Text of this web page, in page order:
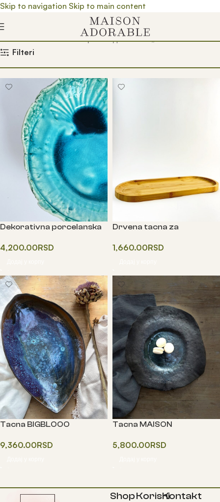
Skip to navigation Skip to main content
Почетна/ Prodavnica/ Производ oзначен „ukrasna tacna“
Filteri
Dekorativna porcelanska
4,200.00RSD
Drvena tacna za
1,660.00RSD
Tacna BIGBLOOO
9,360.00RSD
Tacna MAISON
5,800.00RSD
ShopKorisniKontakt